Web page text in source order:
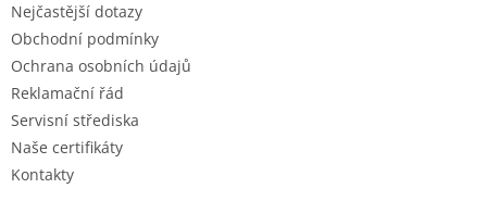
Nejčastější dotazy
Obchodní podmínky
Ochrana osobních údajů
Reklamační řád
Servisní střediska
Naše certifikáty
Kontakty